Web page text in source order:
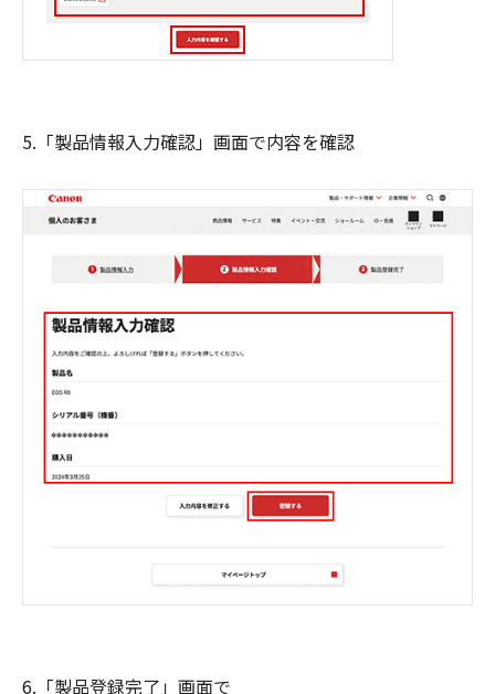
5.「製品情報入力確認」画面で内容を確認
6.「製品登録完了」画面で